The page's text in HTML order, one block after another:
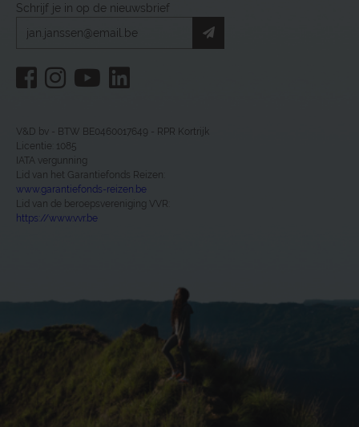
Schrijf je in op de nieuwsbrief
V&D bv - BTW BE0460017649 - RPR Kortrijk
Licentie: 1085
IATA vergunning
Lid van het Garantiefonds Reizen:
www.garantiefonds-reizen.be
Lid van de beroepsvereniging VVR:
https://www.vvr.be